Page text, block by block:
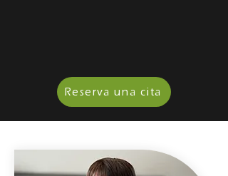
Reserva una cita